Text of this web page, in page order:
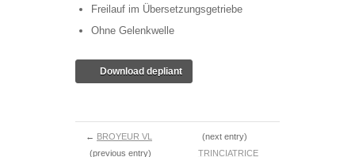
Freilauf im Übersetzungsgetriebe
Ohne Gelenkwelle
Download depliant
← BROYEUR VL
(previous entry)
(next entry)
TRINCIATRICE